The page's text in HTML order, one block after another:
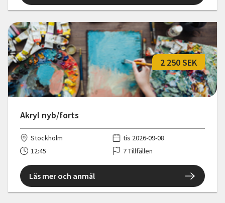
Akryl nyb/forts
2 250 SEK
Stockholm
tis 2026-09-08
12:45
7 Tillfällen
Läs mer och anmäl